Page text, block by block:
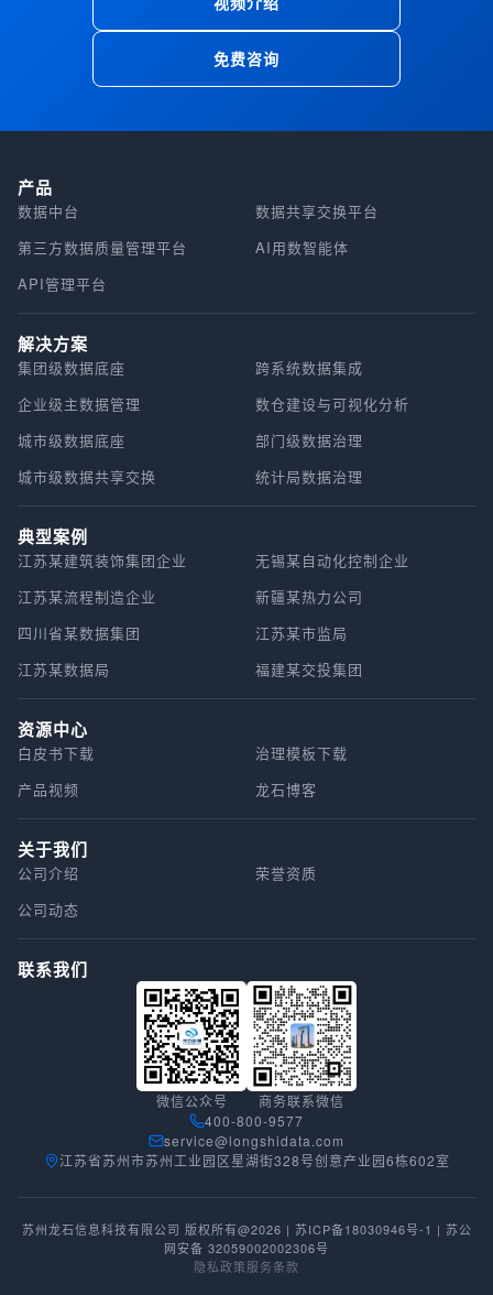
免费咨询
联系我们
微信公众号
商务联系微信
400-800-9577
service@longshidata.com
江苏省苏州市苏州工业园区星湖街328号创意产业园6栋602室
产品
数据中台
数据共享交换平台
第三方数据质量管理平台
AI用数智能体
API管理平台
解决方案
集团级数据底座
跨系统数据集成
企业级主数据管理
数仓建设与可视化分析
城市级数据底座
部门级数据治理
城市级数据共享交换
统计局数据治理
典型案例
江苏某建筑装饰集团企业
无锡某自动化控制企业
江苏某流程制造企业
新疆某热力公司
四川省某数据集团
江苏某市监局
江苏某数据局
福建某交投集团
资源中心
白皮书下载
治理模板下载
产品视频
龙石博客
关于我们
公司介绍
荣誉资质
公司动态
苏州龙石信息科技有限公司 版权所有@2026 | 苏ICP备18030946号-1 | 苏公
网安备 32059002002306号
隐私政策服务条款